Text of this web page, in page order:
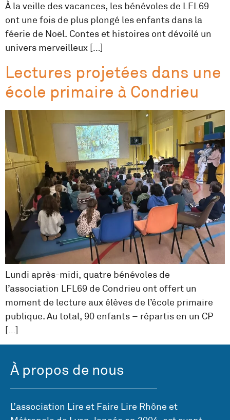
À la veille des vacances, les bénévoles de LFL69
ont une fois de plus plongé les enfants dans la
féerie de Noël. Contes et histoires ont dévoilé un
univers merveilleux […]
Lectures projetées dans une
école primaire à Condrieu
Lundi après-midi, quatre bénévoles de
l’association LFL69 de Condrieu ont offert un
moment de lecture aux élèves de l’école primaire
publique. Au total, 90 enfants – répartis en un CP
[…]
À propos de nous
L’association Lire et Faire Lire Rhône et